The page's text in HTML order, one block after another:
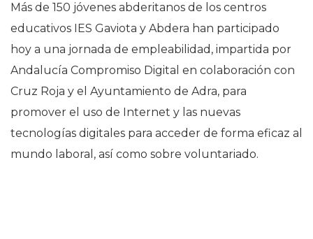
Más de 150 jóvenes abderitanos de los centros
educativos IES Gaviota y Abdera han participado
hoy a una jornada de empleabilidad, impartida por
Andalucía Compromiso Digital en colaboración con
Cruz Roja y el Ayuntamiento de Adra, para
promover el uso de Internet y las nuevas
tecnologías digitales para acceder de forma eficaz al
mundo laboral, así como sobre voluntariado.